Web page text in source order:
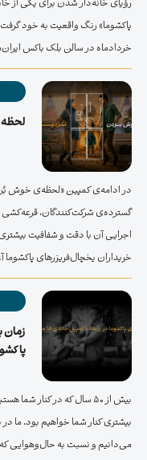
رؤیای خانه‌دار شدن برای یکی از
خردادماه در سالن بلک باکس
لحظه خوش
گسترده‌ی شرکت‌کنندگان، قرعه‌کشی
خریداران یخچال‌فریزرهای پاکشوما آغاز شده
بیش از 50 سال که در کنار
بیشتری کنار شما خواهیم بود. ما
می‌دانیم و نسبت به حال‌وهوایی که